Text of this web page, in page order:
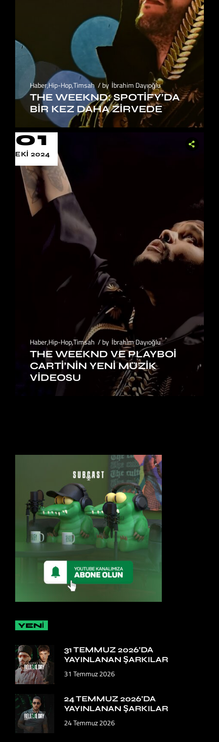
Haber,Hip-Hop,Timsah by İbrahim Dayıoğlu
THE WEEKND: SPOTIFY’DA
BIR KEZ DAHA ZIRVEDE
01
EKI 2024
Haber,Hip-Hop,Timsah by İbrahim Dayıoğlu
THE WEEKND VE PLAYBOI
CARTI’NIN YENI MÜZIK
VIDEOSU
YENİ
31 TEMMUZ 2026’DA
YAYINLANAN ŞARKILAR
31 Temmuz 2026
24 TEMMUZ 2026’DA
YAYINLANAN ŞARKILAR
24 Temmuz 2026